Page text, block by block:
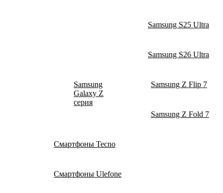
Samsung S25 Ultra
Samsung S26 Ultra
Samsung
Galaxy Z
серия
Samsung Z Flip 7
Samsung Z Fold 7
Смартфоны Tecno
Смартфоны Ulefone